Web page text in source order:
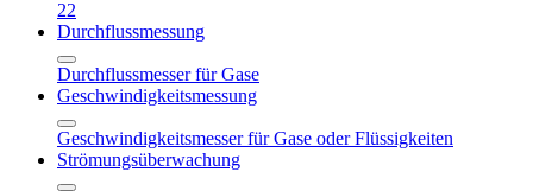
22
Durchflussmessung
Durchflussmesser für Gase
Geschwindigkeitsmessung
Geschwindigkeitsmesser für Gase oder Flüssigkeiten
Strömungsüberwachung